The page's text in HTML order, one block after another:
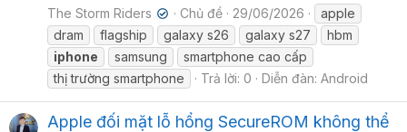
The Storm Riders ✔ Chủ đề 29/06/2026
apple
dram
flagship galaxy s26 galaxy s27
hbm
iphone
samsung
smartphone cao cấp
thị trường smartphone
Trả lời: 0 Diễn đàn: Android
Apple đối mặt lỗ hổng SecureROM không thể